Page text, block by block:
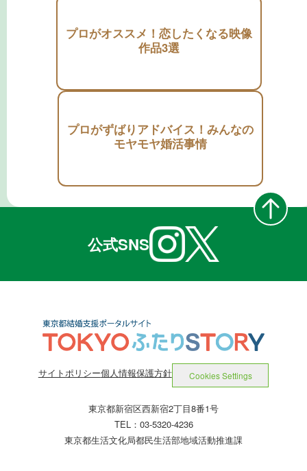
プロがオススメ！恋したくなる映像
作品3選
プロがずばりアドバイス！みんなの
モヤモヤ婚活事情
公式SNS
サイトポリシー個人情報保護方針 Cookies Settings
東京都新宿区西新宿2丁目8番1号
TEL：03-5320-4236
東京都生活文化局都民生活部地域活動推進課